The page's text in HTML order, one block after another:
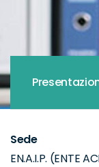
Sede
EN.A.I.P. (ENTE